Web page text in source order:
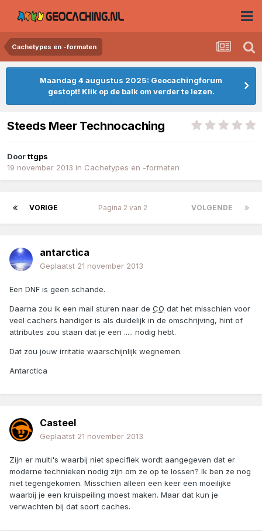
Cachetypes en -formaten
Maandag 4 augustus 2025: Geocachingforum
gestopt! Klik op de balk om verder te lezen.
Steeds Meer Technocaching
Doorttgps
19 november 2013 in Cachetypes en -formaten
VORIGE VOLGENDE
Pagina 2 van 2
antarctica
Geplaatst 21 november 2013
Een DNF is geen schande.
Daarna zou ik een mail sturen naar de CO dat het misschien voor
veel cachers handiger is als duidelijk in de omschrijving, hint of
attributes zou staan dat je een ..... nodig hebt.
Dat zou jouw irritatie waarschijnlijk wegnemen.
Antarctica
Casteel
Geplaatst 21 november 2013
Zijn er multi's waarbij niet specifiek wordt aangegeven dat er
moderne technieken nodig zijn om ze op te lossen? Ik ben ze nog
niet tegengekomen. Misschien alleen een keer een moeilijke
waarbij je een kruispeiling moest maken. Maar dat kun je
verwachten bij dat soort caches.